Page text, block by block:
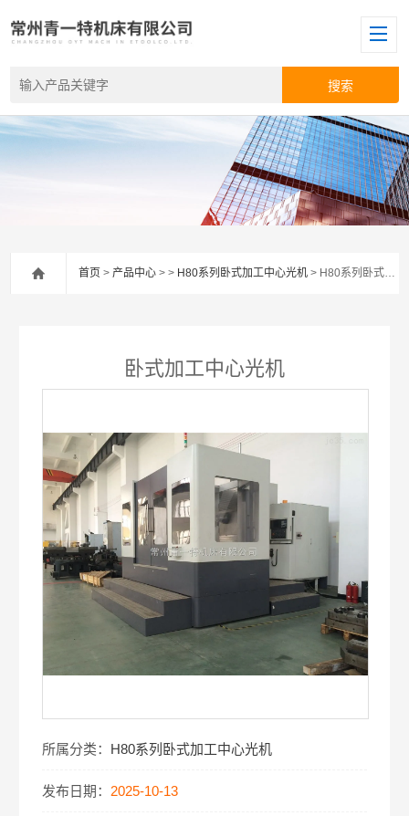
首页 >产品中心 > > H80系列卧式加工中心光机 > H80系列卧式加工中心光机
卧式加工中心光机
所属分类： H80系列卧式加工中心光机
发布日期： 2025-10-13